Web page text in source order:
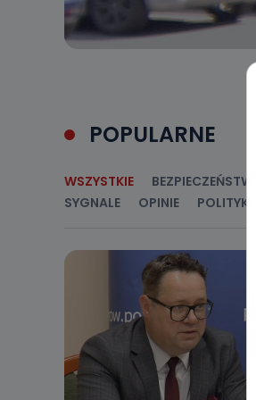
POPULARNE
WSZYSTKIE BEZPIECZEŃSTWO
SYGNALE
OPINIE POLITYKA